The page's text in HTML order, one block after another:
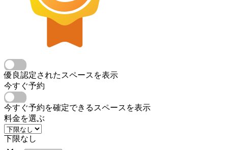
優良認定されたスペースを表示
今すぐ予約
今すぐ予約を確定できるスペースを表示
料金を選ぶ
下限なし